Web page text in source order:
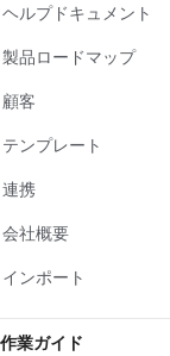
ヘルプドキュメント
製品ロードマップ
顧客
テンプレート
連携
会社概要
インポート
作業ガイド